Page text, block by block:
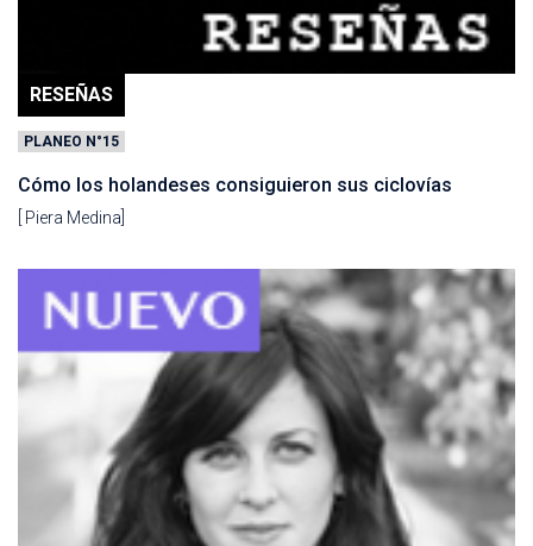
RESEÑAS
PLANEO N°15
Cómo los holandeses consiguieron sus ciclovías
[ Piera Medina]